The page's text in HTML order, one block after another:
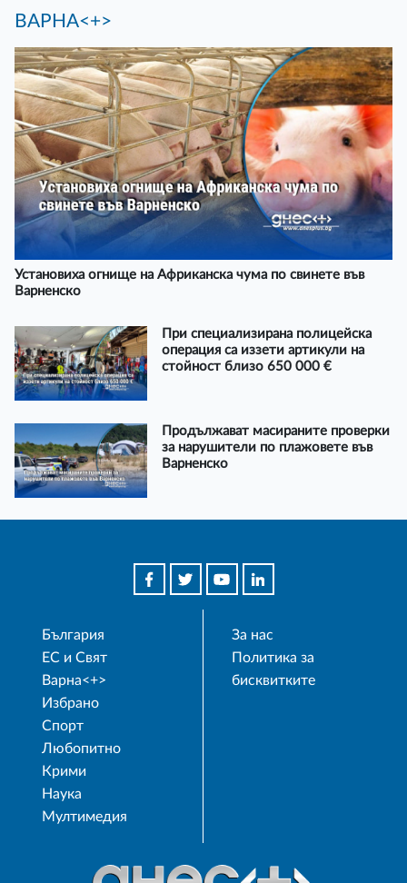
ВАРНА<+>
Установиха огнище на Африканска чума по свинете във
Варненско
При специализирана полицейска
операция са иззети артикули на
стойност близо 650 000 €
Продължават масираните проверки
за нарушители по плажовете във
Варненско
България
ЕС и Свят
Варна<+>
Избрано
Спорт
Любопитно
Крими
Наука
Мултимедия
За нас
Политика за
бисквитките